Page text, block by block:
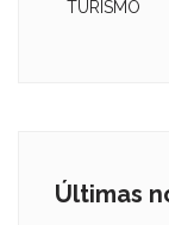
TURISMO
Últimas